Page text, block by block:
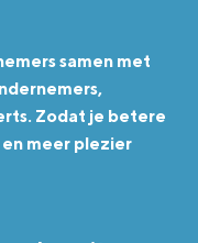
samen met
Zodat je betere
meer plezier